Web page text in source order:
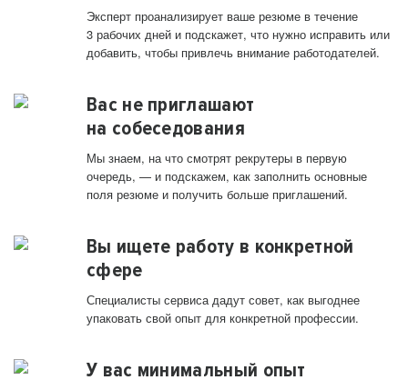
Эксперт проанализирует ваше резюме в течение
3 рабочих дней и подскажет, что нужно исправить или
добавить, чтобы привлечь внимание работодателей.
Вас не приглашают
на собеседования
Мы знаем, на что смотрят рекрутеры в первую
очередь, — и подскажем, как заполнить основные
поля резюме и получить больше приглашений.
Вы ищете работу в конкретной
сфере
Специалисты сервиса дадут совет, как выгоднее
упаковать свой опыт для конкретной профессии.
У вас минимальный опыт